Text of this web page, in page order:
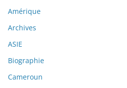
Amérique
Archives
ASIE
Biographie
Cameroun